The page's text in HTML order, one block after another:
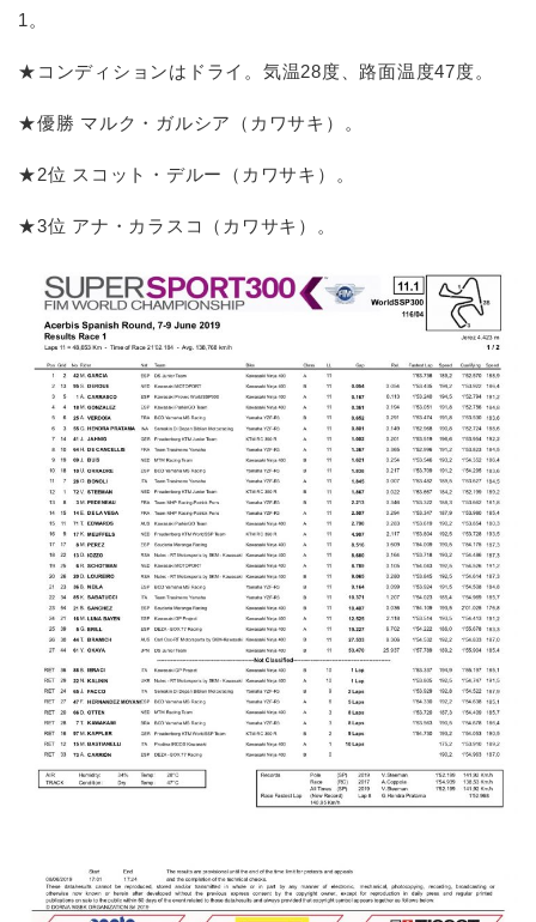
1。
★コンディションはドライ。気温28度、路面温度47度。
★優勝 マルク・ガルシア（カワサキ）。
★2位 スコット・デルー（カワサキ）。
★3位 アナ・カラスコ（カワサキ）。